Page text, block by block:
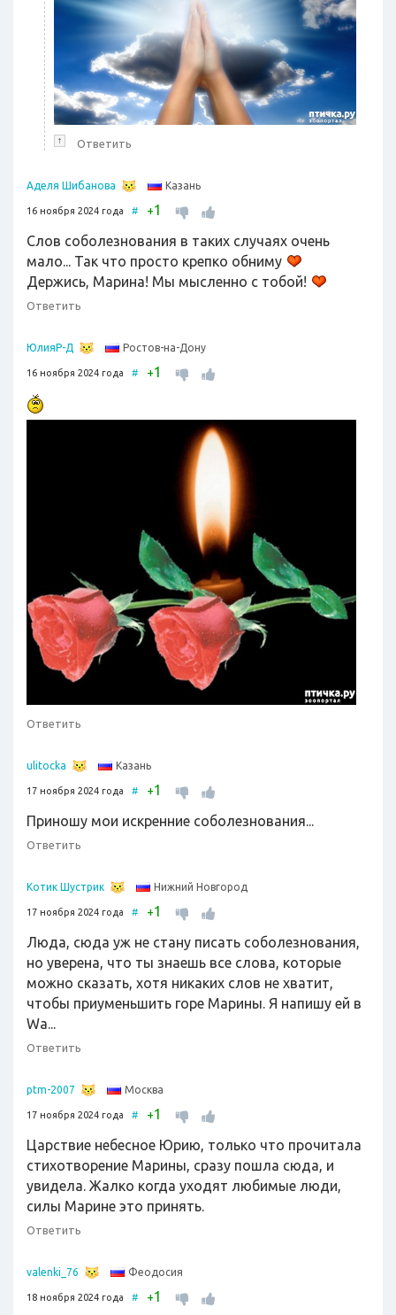
↑ Ответить
Аделя Шибанова Казань
16 ноября 2024 года # +1
Слов соболезнования в таких случаях очень
мало... Так что просто крепко обниму
Держись, Марина! Мы мысленно с тобой!
Ответить
ЮлияР-Д Ростов-на-Дону
16 ноября 2024 года # +1
Ответить
ulitocka Казань
17 ноября 2024 года # +1
Приношу мои искренние соболезнования...
Ответить
Котик Шустрик Нижний Новгород
17 ноября 2024 года # +1
Люда, сюда уж не стану писать соболезнования,
но уверена, что ты знаешь все слова, которые
можно сказать, хотя никаких слов не хватит,
чтобы приуменьшить горе Марины. Я напишу ей в
Wa...
Ответить
ptm-2007 Москва
17 ноября 2024 года # +1
Царствие небесное Юрию, только что прочитала
стихотворение Марины, сразу пошла сюда, и
увидела. Жалко когда уходят любимые люди,
силы Марине это принять.
Ответить
valenki_76 Феодосия
18 ноября 2024 года # +1